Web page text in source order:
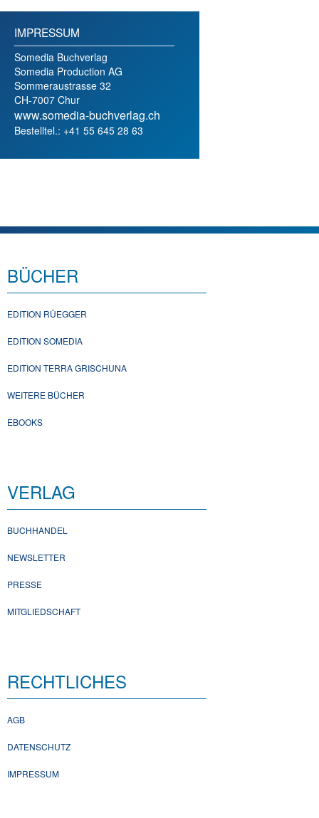
IMPRESSUM
Somedia Buchverlag
Somedia Production AG
Sommeraustrasse 32
CH-7007 Chur
www.somedia-buchverlag.ch
Bestelltel.: +41 55 645 28 63
BÜCHER
EDITION RÜEGGER
EDITION SOMEDIA
EDITION TERRA GRISCHUNA
WEITERE BÜCHER
EBOOKS
VERLAG
BUCHHANDEL
NEWSLETTER
PRESSE
MITGLIEDSCHAFT
RECHTLICHES
AGB
DATENSCHUTZ
IMPRESSUM